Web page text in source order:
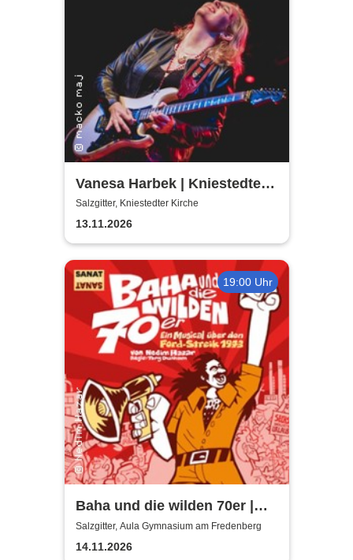
Vanesa Harbek | Kniestedter
Kirche
Salzgitter, Kniestedter Kirche
13.11.2026
19:00 Uhr
Baha und die wilden 70er |
Aula Gymnasium am
Fredenberg
Salzgitter, Aula Gymnasium am Fredenberg
14.11.2026